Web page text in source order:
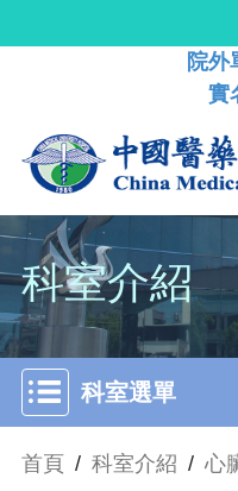
院外
實
科室介紹
科室選單
首頁 / 科室介紹 / 心